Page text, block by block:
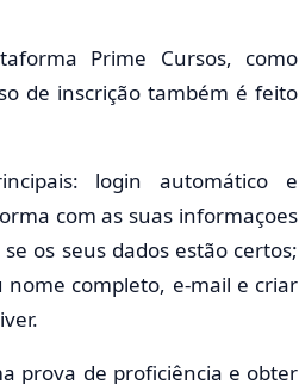
Prime Cursos, como
de inscrição também é feito
login automático e
com as suas informaçoes
os seus dados estão certos;
completo, e-mail e criar
prova de proficiência e obter